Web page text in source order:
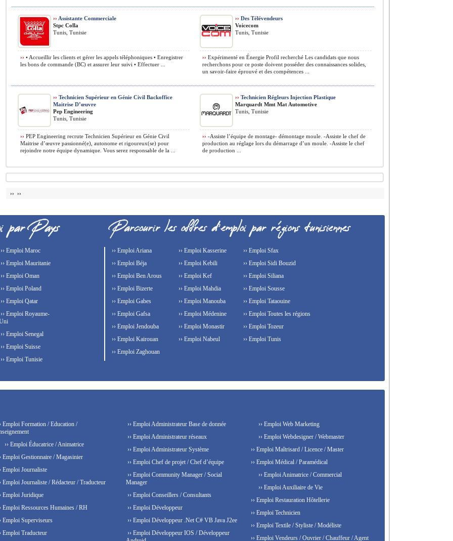
›› Assistante Commerciale
Stpc Colla
Tunis, Tunisie
›› • Accueillir les clients et gérer les appels téléphoniques • Enregistrer
les bons de commande (BC) et assurer leur suivi • Effectuer ...
›› Des Télévendeurs
Voicecom
Tunis, Tunisie
›› Expérimenté en Énergie Profil recherché Les candidats que nous
recherchons pour ce poste doivent posséder des connaissances solides,
un savoir-faire éprouvé et des compétences ...
›› Technicien Supérieur en Génie Civil Backoffice
Maitrise D’œuvre
Pep Engineering
Tunis, Tunisie
›› PEP Engineering recrute Technicien Supérieur en Génie Civil
Maitrise d’œuvre passionné(e), autonome et rigoureux(se) pour
rejoindre notre équipe dynamique. Vous serez responsable de la ...
›› Technicien Régleurs Injection Plastique
Marquardt Mmt Mat Automotive
Tunis, Tunisie
›› -Assiste l’équipe de montage- démontage moule. -Assiste le chef de
production au réglage lors du démarrage d’un moule. -Assiste le chef
de production ...
›› ››
›› Emploi Maroc
›› Emploi Mauritanie
›› Emploi Oman
›› Emploi Poland
›› Emploi Qatar
›› Emploi Royaume-
›› Emploi Senegal
›› Emploi Suisse
›› Emploi Tunisie
›› Emploi Ariana
›› Emploi Béja
›› Emploi Ben Arous
›› Emploi Bizerte
›› Emploi Gabes
›› Emploi Gafsa
›› Emploi Jendouba
›› Emploi Kairouan
›› Emploi Kasserine
›› Emploi Kebili
›› Emploi Kef
›› Emploi Mahdia
›› Emploi Manouba
›› Emploi Médenine
›› Emploi Monastir
›› Emploi Nabeul
›› Emploi Sfax
›› Emploi Sidi Bouzid
›› Emploi Siliana
›› Emploi Sousse
›› Emploi Tataouine
›› Emploi Toutes les régions
›› Emploi Tozeur
›› Emploi Tunis
›› Emploi Zaghouan
Emploi Formation / Education /
›› Emploi Éducatrice / Animatrice
Emploi Gestionnaire / Magasinier
Emploi Journaliste
Emploi Journaliste / Rédacteur / Traducteur
Emploi Juridique
Emploi Ressources Humaines / RH
Emploi Superviseurs
Emploi Traducteur
›› Emploi Administrateur Base de donnée
›› Emploi Administrateur réseaux
›› Emploi Administrateur Système
›› Emploi Chef de projet / Chef d’équipe
›› Emploi Community Manager / Social
Manager
›› Emploi Conseillers / Consultants
›› Emploi Développeur
›› Emploi Développeur .Net C# VB Java J2ee
›› Emploi Développeur IOS / Développeur
›› Emploi Web Marketing
›› Emploi Webdesigner / Webmaster
›› Emploi Maîtrisard / Licence / Master
›› Emploi Médical / Paramédical
›› Emploi Animatrice / Commercial
›› Emploi Auxiliaire de Vie
›› Emploi Restauration Hôtellerie
›› Emploi Technicien
›› Emploi Textile / Styliste / Modéliste
›› Emploi Vendeurs / Ouvrier / Chauffeur / Agent